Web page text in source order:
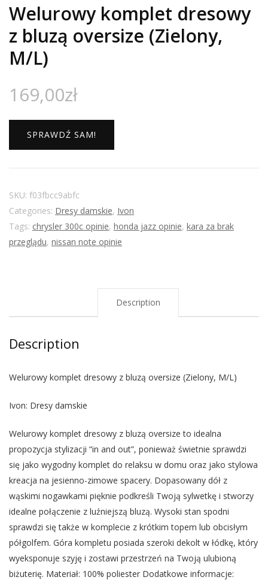
Welurowy komplet dresowy
z bluzą oversize (Zielony,
M/L)
169,00zł
SPRAWDŹ SAM!
SKU: f03fbcc9abfc
Categories: Dresy damskie, Ivon
Tags: chrysler 300c opinie, honda jazz opinie, kara za brak
przeglądu, nissan note opinie
Description
Description
Welurowy komplet dresowy z bluzą oversize (Zielony, M/L)
Ivon: Dresy damskie
Welurowy komplet dresowy z bluzą oversize to idealna
propozycja stylizacji “in and out”, ponieważ świetnie sprawdzi
się jako wygodny komplet do relaksu w domu oraz jako stylowa
kreacja na jesienno-zimowe spacery. Dopasowany dół z
wąskimi nogawkami pięknie podkreśli Twoją sylwetkę i stworzy
idealne połączenie z luźniejszą bluzą. Wysoki stan spodni
sprawdzi się także w komplecie z krótkim topem lub obcisłym
półgolfem. Góra kompletu posiada szeroki dekolt w łódkę, który
wyeksponuje szyję i zostawi przestrzeń na Twoją ulubioną
biżuterię. Materiał: 100% poliester Dodatkowe informacje: